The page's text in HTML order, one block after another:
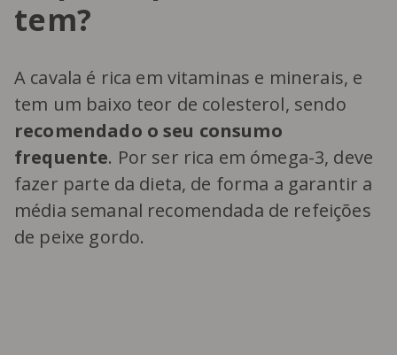
tem?
A cavala é rica em vitaminas e minerais, e
tem um baixo teor de colesterol, sendo
recomendado o seu consumo
frequente. Por ser rica em ómega-3, deve
fazer parte da dieta, de forma a garantir a
média semanal recomendada de refeições
de peixe gordo.